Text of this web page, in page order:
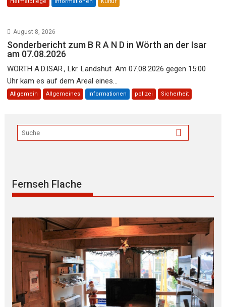
August 8, 2026
Sonderbericht zum B R A N D in Wörth an der Isar
am 07.08.2026
WÖRTH A.D.ISAR., Lkr. Landshut. Am 07.08.2026 gegen 15:00
Uhr kam es auf dem Areal eines...
Allgemein Allgemeines Informationen polizei Sicherheit
Fernseh Flache